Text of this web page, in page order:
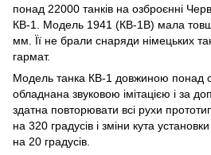
понад 22000 танків на озброєнні
КВ-1. Модель 1941 (КВ-1В) мала
мм. Її не брали снаряди німецьких
гармат.
Модель танка КВ-1 довжиною понад
обладнана звуковою імітацією і за
здатна повторювати всі рухи
на 320 градусів і зміни кута
на 20 градусів.